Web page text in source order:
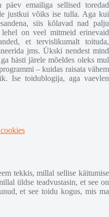
emailiga sellised toredad
justkui võiks ise tulla. Aga kui
siis kõlavad nad palju
lehel on veel mitmeid erinevaid
et tervislikumalt toituda,
jms. Ükski nendest mind
hästi järele mõeldes oleks mul
– kuidas raisata vähem
Ise toidublogija, aga vaevlen
tekkis, millal sellise käitumise
üldse teadvustasin, et see on
et see toidu kogus, mis ma